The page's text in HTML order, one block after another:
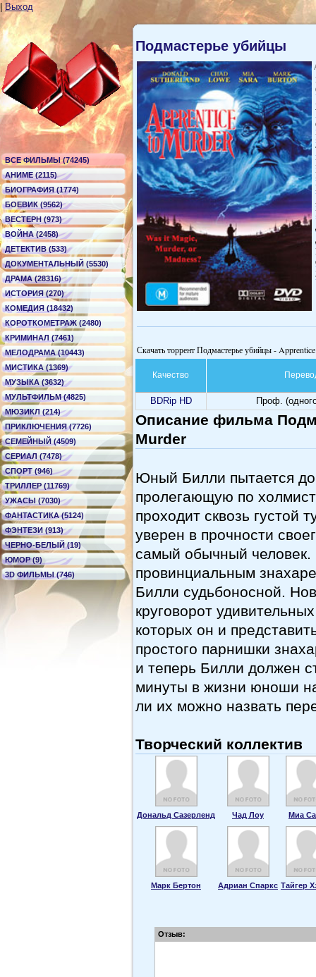
Выход
ВСЕ ФИЛЬМЫ (74245)
АНИМЕ (2115)
БИОГРАФИЯ (1774)
БОЕВИК (9562)
ВЕСТЕРН (973)
ВОЙНА (2458)
ДЕТЕКТИВ (533)
ДОКУМЕНТАЛЬНЫЙ (5530)
ДРАМА (28316)
ИСТОРИЯ (270)
КОМЕДИЯ (18432)
КОРОТКОМЕТРАЖ (2480)
КРИМИНАЛ (7461)
МЕЛОДРАМА (10443)
МИСТИКА (1369)
МУЗЫКА (3632)
МУЛЬТФИЛЬМ (4825)
МЮЗИКЛ (214)
ПРИКЛЮЧЕНИЯ (7726)
СЕМЕЙНЫЙ (4509)
СЕРИАЛ (7478)
СПОРТ (946)
ТРИЛЛЕР (11769)
УЖАСЫ (7030)
ФАНТАСТИКА (5124)
ФЭНТЕЗИ (913)
ЧЕРНО-БЕЛЫЙ (19)
ЮМОР (9)
3D ФИЛЬМЫ (746)
Подмастерье убийцы
Скачать торрент Подмастерье убийцы -
Качество
BDRip HD Проф.
Описание фильма
Murder
Юный Билли пытается
пролегающую по
проходит сквозь густой
уверен в прочности
самый обычный человек.
провинциальным
Билли судьбоносной.
круговорот
которых он и
простого парнишки
и теперь Билли должен
минуты в жизни юноши
ли их можно назвать
Творческий коллектив
Дональд Сазерленд Чад Лоу Миа
Марк Бертон Адриан Спаркс Тайгер
Отзыв: